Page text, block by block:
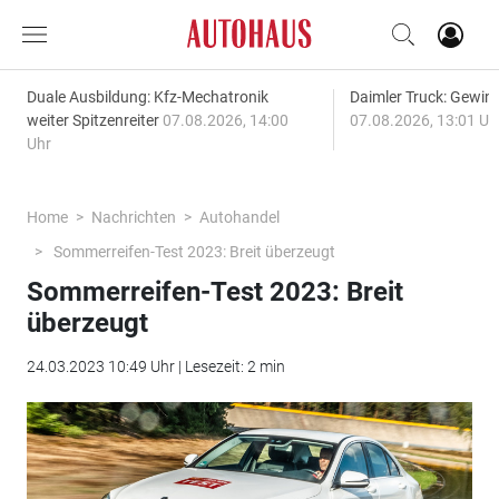
Duale Ausbildung: Kfz-Mechatronik
weiter Spitzenreiter 07.08.2026, 14:00
Uhr
Daimler Truck:
07.08.2026, 13:01
Home Nachrichten
Autohandel
Sommerreifen-Test 2023: Breit überzeugt
Sommerreifen-Test 2023: Breit
überzeugt
24.03.2023 10:49 Uhr | Lesezeit: 2 min